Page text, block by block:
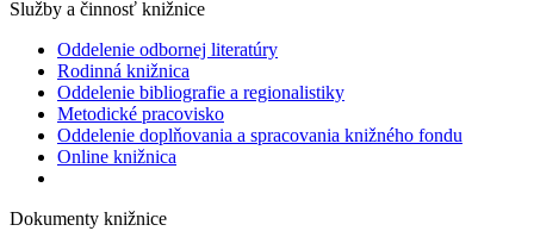
Služby a činnosť knižnice
Oddelenie odbornej literatúry
Rodinná knižnica
Oddelenie bibliografie a regionalistiky
Metodické pracovisko
Oddelenie doplňovania a spracovania knižného fondu
Online knižnica
Dokumenty knižnice